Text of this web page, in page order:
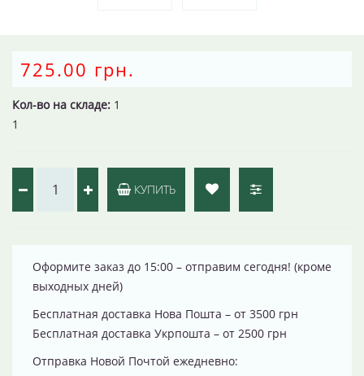
725.00 грн.
Кол-во на складе: 1
1
КУПИТЬ
Оформите заказ до 15:00 – отправим сегодня! (кроме
выходных дней)
Бесплатная доставка Нова Пошта – от 3500 грн
Бесплатная доставка Укрпошта – от 2500 грн
Отправка Новой Почтой ежедневно: